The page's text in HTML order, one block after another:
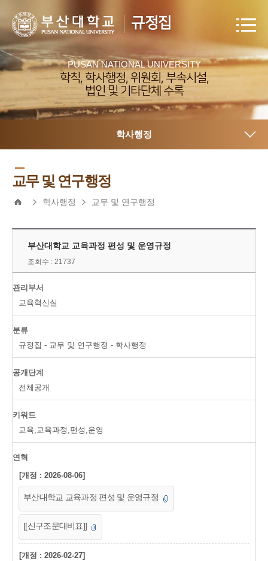
규정집
PUSAN NATIONAL UNIVERSITY
학칙, 학사행정, 위원회, 부속시설,
법인 및 기타단체 수록
학사행정
교무 및 연구행정
학사행정 교무 및 연구행정
부산대학교 교육과정 편성 및 운영규정
조회수 : 21737
관리부서
교육혁신실
분류
규정집 - 교무 및 연구행정 - 학사행정
공개단계
전체공개
키워드
교육,교육과정,편성,운영
연혁
[개정 : 2026-08-06]
부산대학교 교육과정 편성 및 운영규정
[[신구조문대비표]]
[개정 : 2026-02-27]